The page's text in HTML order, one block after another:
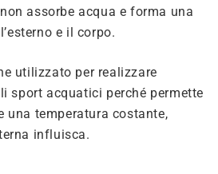
assorbe acqua e forma una
e il corpo.
utilizzato per realizzare
sport acquatici perché permette
una temperatura costante,
influisca.